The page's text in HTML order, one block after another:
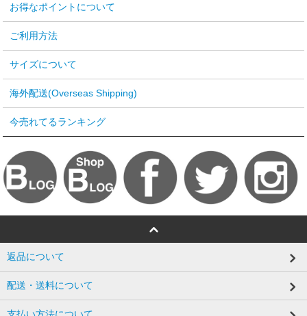
お得なポイントについて
ご利用方法
サイズについて
海外配送(Overseas Shipping)
今売れてるランキング
返品について
配送・送料について